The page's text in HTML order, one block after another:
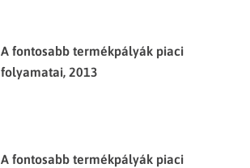
A fontosabb termékpályák piaci
folyamatai, 2013
A fontosabb termékpályák piaci